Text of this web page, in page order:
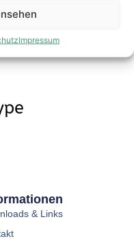
Impressum
& Links